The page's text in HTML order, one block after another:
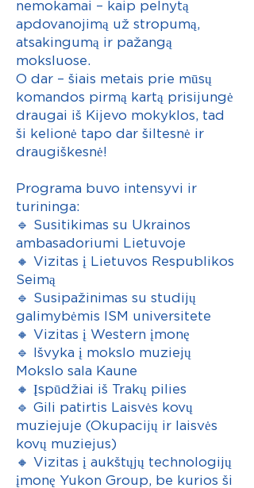
nemokamai – kaip pelnytą
apdovanojimą už stropumą,
atsakingumą ir pažangą
moksluose.
O dar – šiais metais prie mūsų
komandos pirmą kartą prisijungė
draugai iš Kijevo mokyklos, tad
ši kelionė tapo dar šiltesnė ir
draugiškesnė!
Programa buvo intensyvi ir
turininga:
🔹 Susitikimas su Ukrainos
ambasadoriumi Lietuvoje
🔸 Vizitas į Lietuvos Respublikos
Seimą
🔹 Susipažinimas su studijų
galimybėmis ISM universitete
🔸 Vizitas į Western įmonę
🔹 Išvyka į mokslo muziejų
Mokslo sala Kaune
🔸 Įspūdžiai iš Trakų pilies
🔹 Gili patirtis Laisvės kovų
muziejuje (Okupacijų ir laisvės
kovų muziejus)
🔸 Vizitas į aukštųjų technologijų
įmonę Yukon Group, be kurios ši